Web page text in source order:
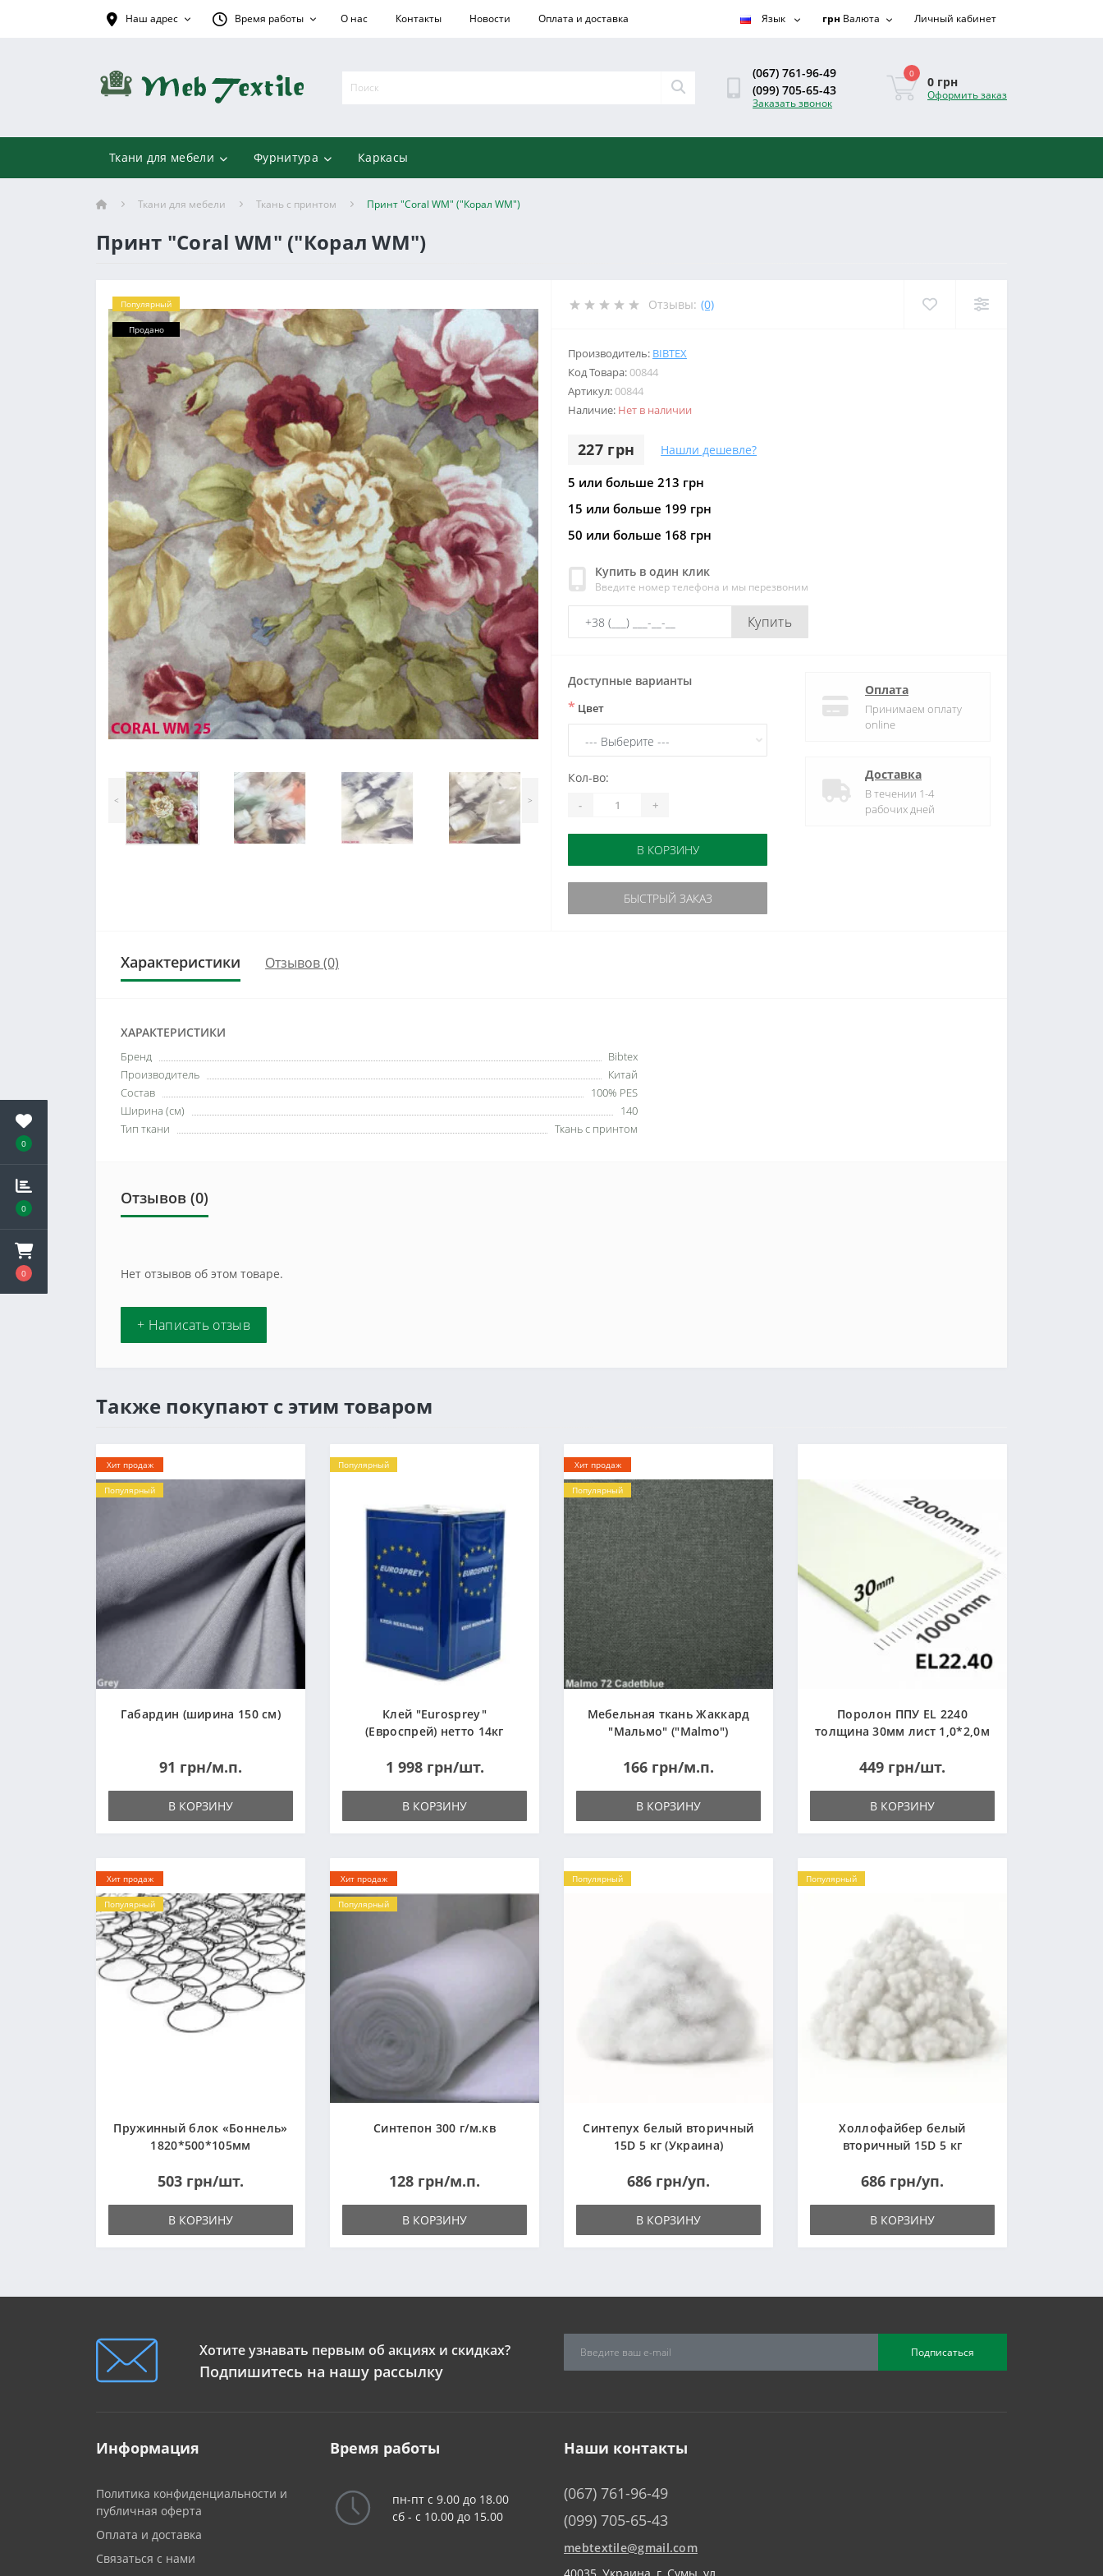
0
0
0
Наш адрес Время работы О нас Контакты Новости Оплата и доставка Язык грн Валюта Личный кабинет
(067) 761-96-49
(099) 705-65-43
Заказать звонок
0
0 грн
Оформить заказ
Ткани для мебели Фурнитура Каркасы
Ткани для мебели Ткань с принтом Принт "Coral WM" ("Корал WM")
Принт "Coral WM" ("Корал WM")
Популярный
Продано
< >
Отзывы: (0)
Производитель: BIBTEX
Код Товара:00844
Артикул:00844
Наличие: Нет в наличии
227 грн Нашли дешевле?
5 или больше 213 грн
15 или больше 199 грн
50 или больше 168 грн
Купить в один клик
Введите номер телефона и мы перезвоним
Купить
Доступные варианты
* Цвет
Кол-во:
- +
В КОРЗИНУ
БЫСТРЫЙ ЗАКАЗ
Оплата
Принимаем оплату
online
Доставка
В течении 1-4
рабочих дней
Характеристики Отзывов (0)
ХАРАКТЕРИСТИКИ
Бренд
Bibtex
Производитель
Китай
Состав
100% PES
Ширина (см)
140
Тип ткани
Ткань с принтом
Отзывов (0)
Нет отзывов об этом товаре.
+ Написать отзыв
Также покупают с этим товаром
Хит продаж
Популярный
Габардин (ширина 150 см)
91 грн/м.п.
В КОРЗИНУ
Популярный
Клей "Eurosprey"
(Евроспрей) нетто 14кг
1 998 грн/шт.
В КОРЗИНУ
Хит продаж
Популярный
Мебельная ткань Жаккард
"Мальмо" ("Malmo")
166 грн/м.п.
В КОРЗИНУ
Поролон ППУ EL 2240
толщина 30мм лист 1,0*2,0м
449 грн/шт.
В КОРЗИНУ
Хит продаж
Популярный
Пружинный блок «Боннель»
1820*500*105мм
503 грн/шт.
В КОРЗИНУ
Хит продаж
Популярный
Синтепон 300 г/м.кв
128 грн/м.п.
В КОРЗИНУ
Популярный
Синтепух белый вторичный
15D 5 кг (Украина)
686 грн/уп.
В КОРЗИНУ
Популярный
Холлофайбер белый
вторичный 15D 5 кг
686 грн/уп.
В КОРЗИНУ
Хотите узнавать первым об акциях и скидках?
Подпишитесь на нашу рассылку
Подписаться
Информация
Политика конфиденциальности и
публичная оферта
Оплата и доставка
Связаться с нами
Время работы
пн-пт с 9.00 до 18.00
сб - c 10.00 до 15.00
Наши контакты
(067) 761-96-49
(099) 705-65-43
mebtextile@gmail.com